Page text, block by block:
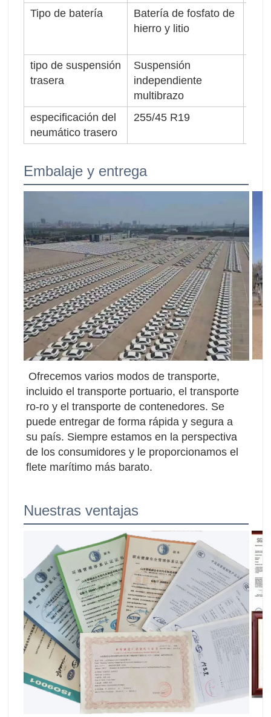
Tipo de batería
Batería de fosfato de
hierro y litio
tipo de suspensión
trasera
Suspensión
independiente
multibrazo
especificación del
neumático trasero
255/45 R19
Embalaje y entrega
Ofrecemos varios modos de transporte,
incluido el transporte portuario, el transporte
ro-ro y el transporte de contenedores. Se
puede entregar de forma rápida y segura a
su país. Siempre estamos en la perspectiva
de los consumidores y le proporcionamos el
flete marítimo más barato.
Nuestras ventajas